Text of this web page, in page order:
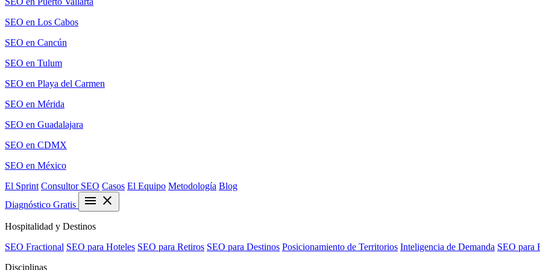
SEO en Los Cabos
SEO en Cancún
SEO en Tulum
SEO en Playa del Carmen
SEO en Mérida
SEO en Guadalajara
SEO en CDMX
SEO en México
El Sprint Consultor SEO Casos El Equipo Metodología Blog
Diagnóstico Gratis
menu close
Hospitalidad y Destinos
SEO Fractional SEO para Hoteles SEO para Retiros SEO para Destinos Posicionamiento de Territorios Inteligencia de Demanda SEO para
Disciplinas